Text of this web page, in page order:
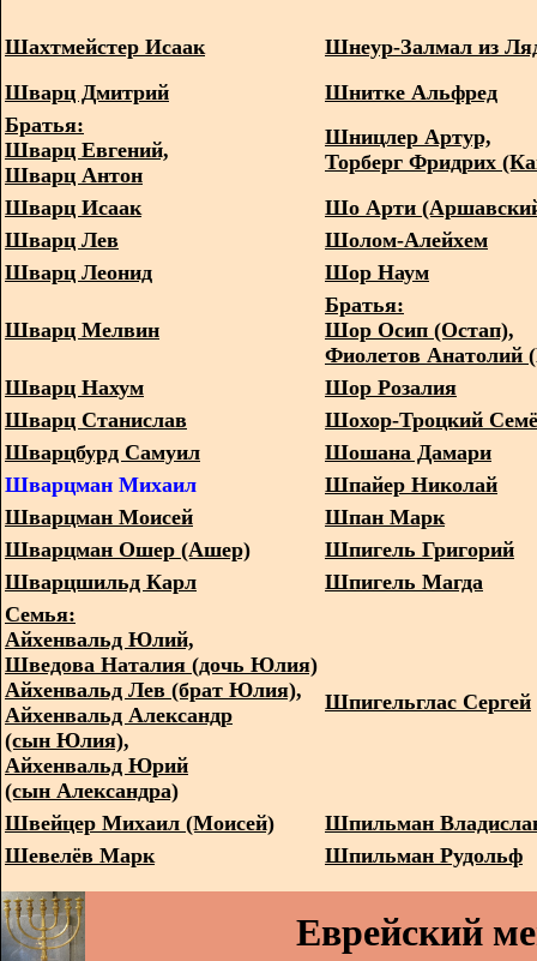
Шахтмейстер Исаак
Шнеур-Залмал из
Шварц Дмитрий
Шнитке Альфред
Братья:
Шварц Евгений,
Шварц Антон
Шницлер Артур,
Торберг Фридрих
Шварц Исаак
Шо Арти
Шварц Лев
Шолом-Алейхем
Шварц Леонид
Шор Наум
Шварц Мелвин
Братья:
Шор Осип (Остап),
Фиолетов Анатолий
Шварц Нахум
Шор Розалия
Шварц Станислав
Шохор-Троцкий
Шварцбурд Самуил
Шошана Дамари
Шварцман Михаил
Шпайер Николай
Шварцман Моисей
Шпан Марк
Шварцман Ошер (Ашер)
Шпигель Григорий
Шварцшильд Карл
Шпигель Магда
Семья:
Айхенвальд Юлий,
Шведова Наталия (дочь Юлия)
Айхенвальд Лев (брат Юлия),
Айхенвальд Александр
(сын Юлия),
Айхенвальд Юрий
(сын Александра)
Шпигельглас Сергей
Швейцер Михаил (Моисей)
Шпильман
Шевелёв Марк
Шпильман Рудольф
Еврейский